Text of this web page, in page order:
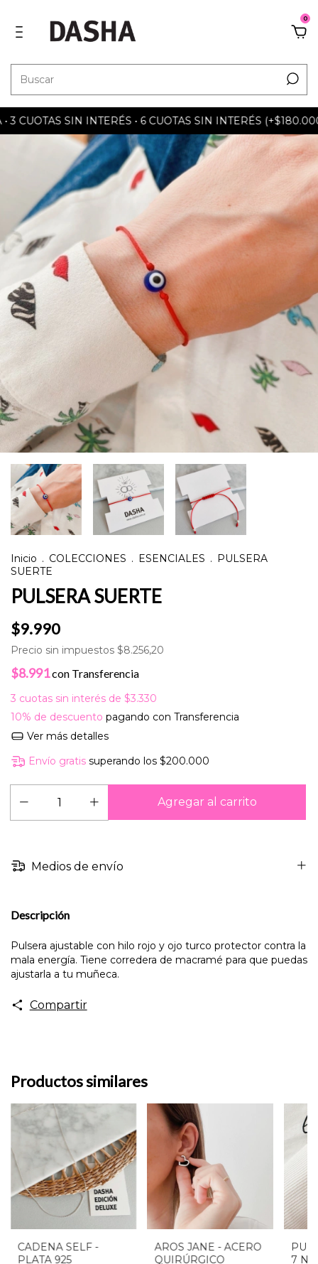
0
CUOTAS SIN INTERÉS • 6 CUOTAS SIN INTERÉS
Inicio . COLECCIONES . ESENCIALES . PULSERA
SUERTE
PULSERA SUERTE
$9.990
Precio sin impuestos $8.256,20
$8.991con Transferencia
3 cuotas sin interés de $3.330
10% de descuento pagando con Transferencia
Ver más detalles
Envío gratis superando los$200.000
Medios de envío
Descripción
Pulsera ajustable con hilo rojo y ojo turco protector contra la
mala energía. Tiene corredera de macramé para que puedas
ajustarla a tu muñeca.
Compartir
Productos similares
CADENA SELF -
PLATA 925
AROS JANE - ACERO
QUIRÚRGICO
7